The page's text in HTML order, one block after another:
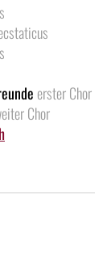
erster Chor
Chor